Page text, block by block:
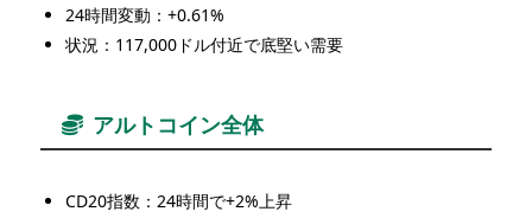
24時間変動：+0.61%
状況：117,000ドル付近で底堅い需要
アルトコイン全体
CD20指数：24時間で+2%上昇